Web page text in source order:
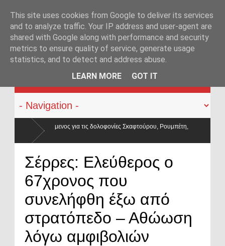
KATEHACKER
Σκαφτούρου, Ρουμπέτη,
Σέρρες: Ελεύθερος ο
67χρονος που
συνελήφθη έξω από
στρατόπεδο – Αθώωση
λόγω αμφιβολιών
This site uses cookies from Google to deliver its services
and to analyze traffic. Your IP address and user-agent are
shared with Google along with performance and security
metrics to ensure quality of service, generate usage
statistics, and to detect and address abuse.
LEARN MORE
GOT IT